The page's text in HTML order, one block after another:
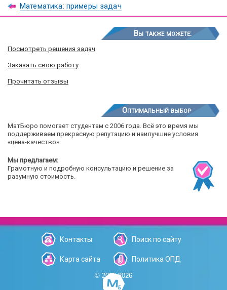
Математика: примеры задач
Вы также можете:
Посмотреть решения задач
Заказать свою работу
Прочитать отзывы
Оптимальный выбор
МатБюро помогает студентам с 2006 года. Всё это время мы
поддерживаем прекрасную репутацию и наилучшие условия
«цена-качество».
Мы предлагаем:
Грамотную и подробную консультацию и решение за
разумную стоимость.
Контакты Поиск по сайту
Карта сайта Политика ОПД
© 2006-2026